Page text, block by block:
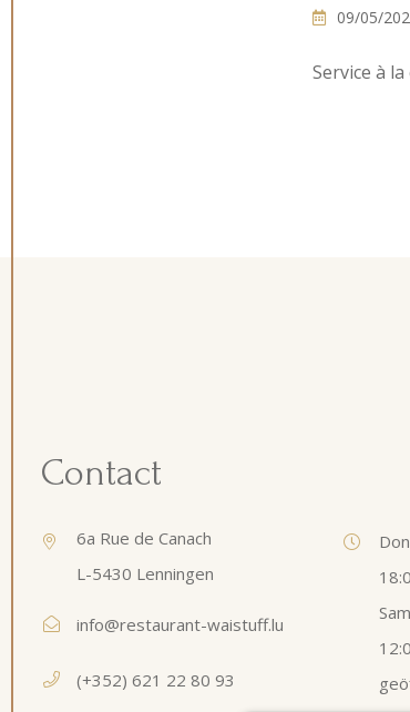
09/05/
Service à
Contact
6a Rue de Canach
L-5430 Lenningen
info@restaurant-waistuff.lu
(+352) 621 22 80 93